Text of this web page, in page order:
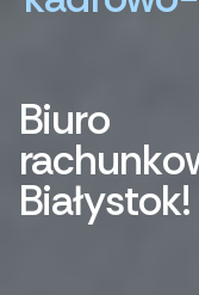
Biuro
rachunko
Białystok!